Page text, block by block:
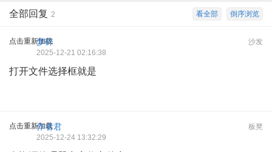
倒序浏览
看全部
全部回复 2
点击重新加载 沙发
梦碎
2025-12-21 02:16:38
打开文件选择框就是
点击重新加载 板凳
作者君
2025-12-24 13:32:29